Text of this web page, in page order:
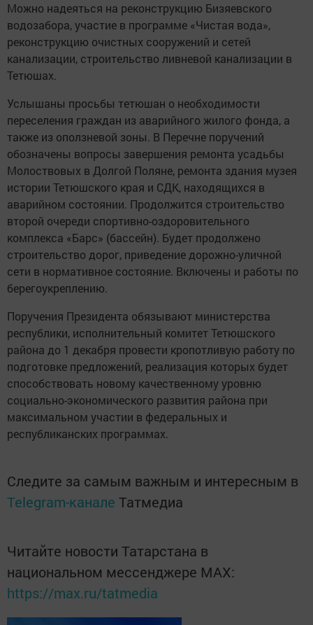
Можно надеяться на реконструкцию Бизяевского
водозабора, участие в программе «Чистая вода»,
реконструкцию очистных сооружений и сетей
канализации, строительство ливневой канализации в
Тетюшах.
Услышаны просьбы тетюшан о необходимости
переселения граждан из аварийного жилого фонда, а
также из оползневой зоны. В Перечне поручений
обозначены вопросы завершения ремонта усадьбы
Молоствовых в Долгой Поляне, ремонта здания музея
истории Тетюшского края и СДК, находящихся в
аварийном состоянии. Продолжится строительство
второй очереди спортивно-оздоровительного
комплекса «Барс» (бассейн). Будет продолжено
строительство дорог, приведение дорожно-уличной
сети в нормативное состояние. Включены и работы по
берегоукреплению.
Поручения Президента обязывают министерства
республики, исполнительный комитет Тетюшского
района до 1 декабря провести кропотливую работу по
подготовке предложений, реализация которых будет
способствовать новому качественному уровню
социально-экономического развития района при
максимальном участии в федеральных и
республиканских программах.
Следите за самым важным и интересным в
Telegram-канале Татмедиа
Читайте новости Татарстана в
национальном мессенджере MАХ:
https://max.ru/tatmedia